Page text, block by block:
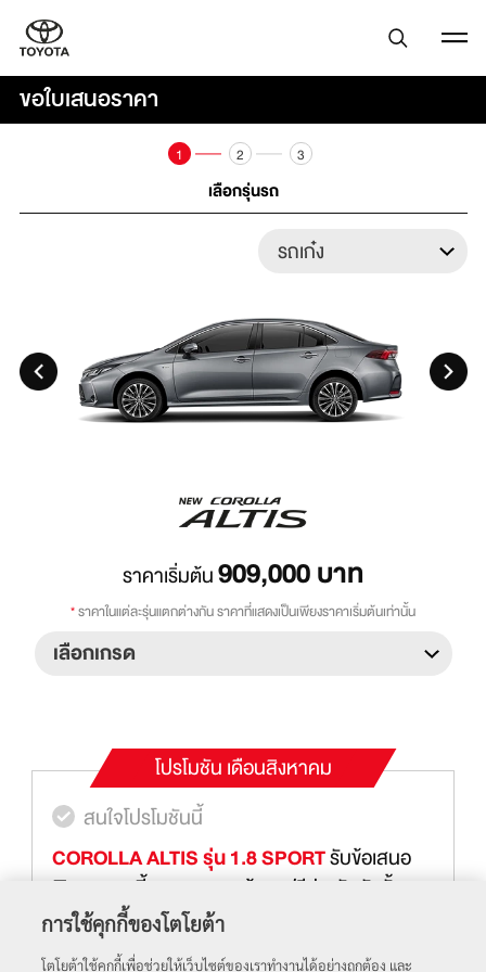
ขอใบเสนอราคา
1
เลือกรุ่นรถ
2 3
ราคาเริ่มต้น909,000บาท
*ราคาในแต่ละรุ่นแตกต่างกัน ราคาที่แสดงเป็นเพียงราคาเริ่มต้นเท่านั้น
สนใจโปรโมชันนี้
YARIS - CHIAROแพ็กเกจ CHIARO (เคีย-โร่)
สำหรับ NEW YARIS ผ่อนเพิ่มเพียง 143 บาท/
เดือน**
โปรโมชัน เดือนสิงหาคม
สนใจโปรโมชันนี้
COROLLA ALTIS รุ่น 1.8 SPORTรับข้อเสนอ
พิเศษดอกเบี้ย 1.69%* พร้อม ฟรีประกันภัยชั้น1
Toyota Care PHYD** ตั้งแต่วันที่ 1 กรกฎาคม
2569 - 31 สิงหาคม 2569
การใช้คุกกี้ของโตโยต้า
โตโยต้าใช้คุกกี้เพื่อช่วยให้เว็บไซต์ของเราทำงานได้อย่างถูกต้อง และ